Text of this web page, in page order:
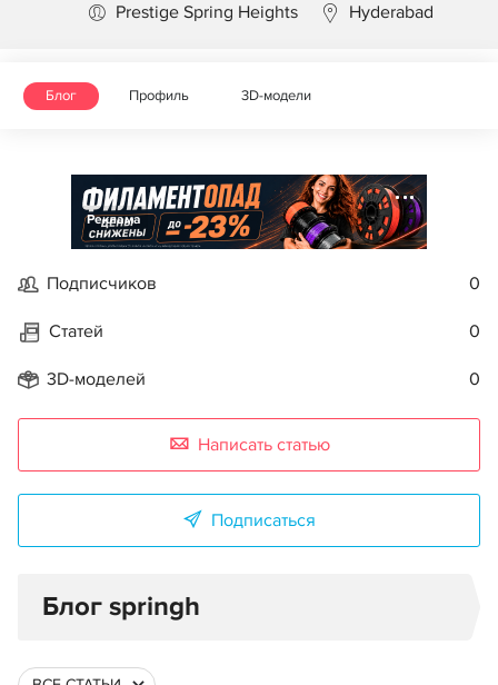
Prestige Spring Heights Hyderabad
Блог Профиль 3D-модели
Реклама
Подписчиков 0
Статей 0
3D-моделей 0
Написать статью
Подписаться
Блог springh